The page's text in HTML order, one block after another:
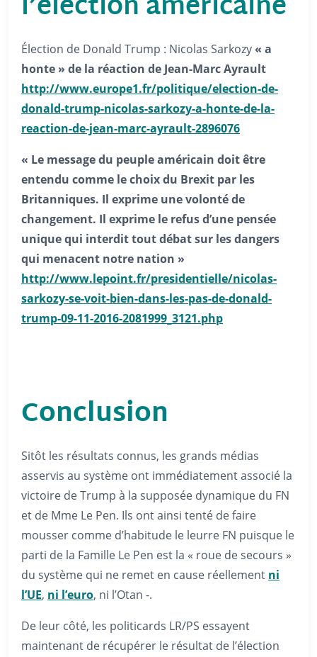
Élection de Donald Trump : Nicolas Sarkozy« a
honte » de la réaction de Jean-Marc Ayrault
http://www.europe1.fr/politique/election-de-
donald-trump-nicolas-sarkozy-a-honte-de-la-
reaction-de-jean-marc-ayrault-2896076
« Le message du peuple américain doit être
entendu comme le choix du Brexit par les
Britanniques. Il exprime une volonté de
changement. Il exprime le refus d’une pensée
unique qui interdit tout débat sur les dangers
qui menacent notre nation »
http://www.lepoint.fr/presidentielle/nicolas-
sarkozy-se-voit-bien-dans-les-pas-de-donald-
trump-09-11-2016-2081999_3121.php
Conclusion
Sitôt les résultats connus, les grands médias
asservis au système ont immédiatement associé la
victoire de Trump à la supposée dynamique du FN
et de Mme Le Pen. Ils ont ainsi tenté de faire
mousser comme d’habitude le leurre FN puisque le
parti de la Famille Le Pen est la « roue de secours »
du système qui ne remet en cause réellement ni
l’UE, ni l’euro, ni l’Otan -.
De leur côté, les politicards LR/PS essayent
maintenant de récupérer le résultat de l’élection